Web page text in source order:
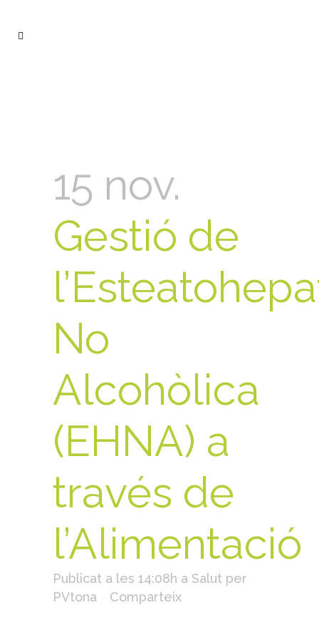
15 nov.
Gestió de
No
Alcohòlica
(EHNA) a
través de
l’Alimentació
Publicat a les 14:08h a Salut per
PVtona
Comparteix